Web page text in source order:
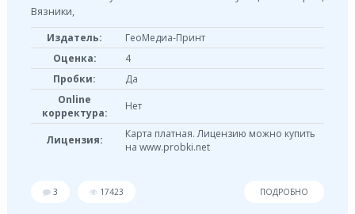
Вязники,
Издатель:
ГеоМедиа-Принт
Оценка:
4
Пробки:
Да
Online
корректура:
Нет
Лицензия:
Карта платная. Лицензию можно купить
на www.probki.net
3 17423 ПОДРОБНО